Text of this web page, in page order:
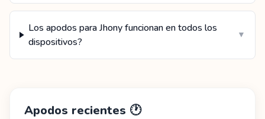
Los apodos para Jhony funcionan en todos los
dispositivos?
▼
Apodos recientes 🕐